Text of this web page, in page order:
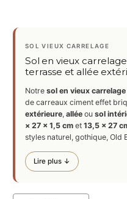
SOL VIEUX CARRELAGE
Sol en vieux
terrasse et allée
Notre sol en vieux
de carreaux ciment effet
extérieure, allée ou sol
× 27 × 1,5 cm et 13,5 × 27
styles naturel, gothique, Old
Lire plus ↓